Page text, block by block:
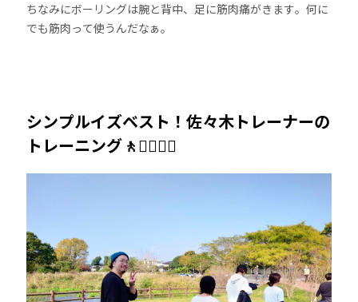
ちなみにボーリングは腕と背中、足に筋肉痛がきます。何に
でも筋肉って使うんだなぁ。
シンプルイズベスト！佐々木トレーナーの
トレーニング🚶🚶‍♀️🚶‍♂️